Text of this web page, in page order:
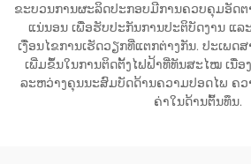
ຂະບວນການຜະລິດປະກອບມີການຄວບຄຸມອັດຕ
ແນ່ນອນ ເພື່ອຮັບປະກັນການປະຕິບັດງານ ແ
ເງື່ອນໄຂການເຮັດວຽກທີ່ແຕກຕ່າງກັນ. ປະເພດ
ເພີ່ມຂຶ້ນໃນການຕິດຕັ້ງໄຟຟ້າທີ່ທັນສະໄໝ ເນື່
ລະຫວ່າງຄຸນນະສົມບັດດ້ານຄວາມປອດໄພ ຄ
ຄ່າໃນດ້ານຕົ້ນທຶນ.